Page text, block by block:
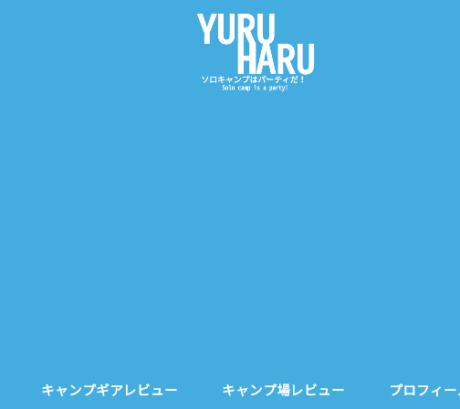
キャンプギアレビュー キャンプ場レビュー プロフィー